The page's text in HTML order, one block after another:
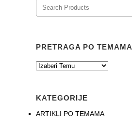
PRETRAGA PO TEMAMA
KATEGORIJE
ARTIKLI PO TEMAMA